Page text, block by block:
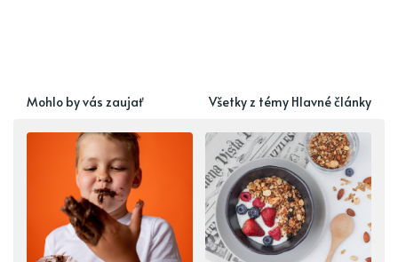
Mohlo by vás zaujať Všetky z témy Hlavné články